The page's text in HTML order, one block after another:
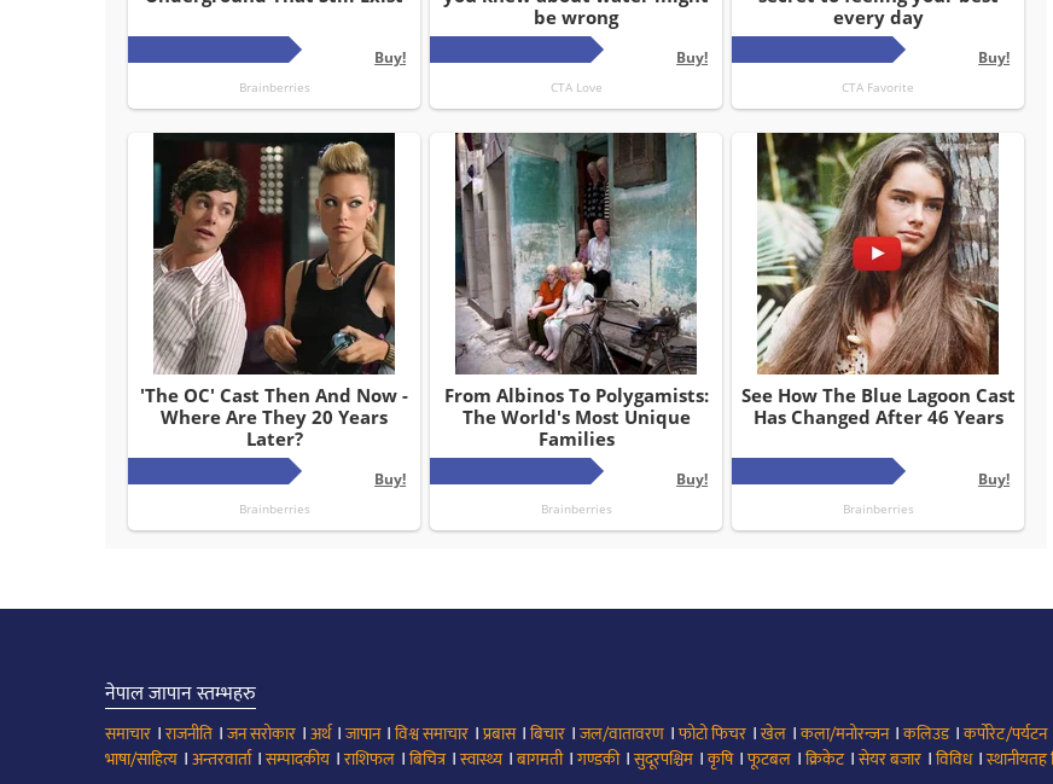
नेपाल जापान स्तम्भहरु
समाचार ।राजनीति ।जन सरोकार ।अर्थ।जापान।विश्व समाचार ।प्रबास।बिचार ।जल/वातावरण ।फोटो फिचर ।खेल ।कला/मनोरन्जन।कलिउड।कर्पोरेट/पर्यटन
भाषा/साहित्य ।अन्तरवार्ता।सम्पादकीय ।राशिफल ।बिचित्र।स्वास्थ्य ।बागमती।गण्डकी।सुदूरपश्चिम ।कृषि।फूटबल ।क्रिकेट।सेयर बजार ।विविध।स्थानीयतह